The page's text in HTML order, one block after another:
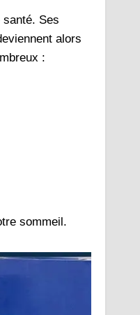
santé. Ses
alors
:
sommeil.